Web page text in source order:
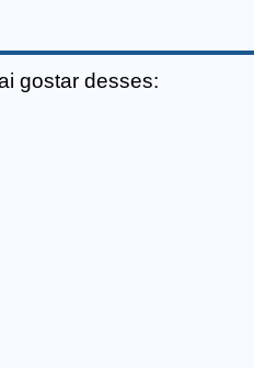
gostar desses: